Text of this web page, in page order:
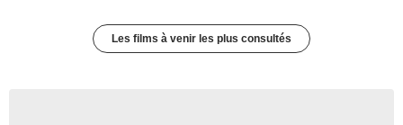
Les films à venir les plus consultés